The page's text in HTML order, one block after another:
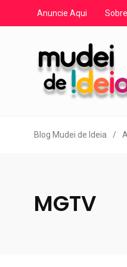
Anuncie Aqui Sobre
Blog Mudei de Ideia /
MGTV